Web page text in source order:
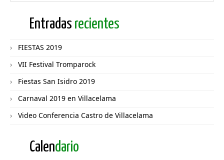
Entradas recientes
FIESTAS 2019
VII Festival Tromparock
Fiestas San Isidro 2019
Carnaval 2019 en Villacelama
Video Conferencia Castro de Villacelama
Calendario